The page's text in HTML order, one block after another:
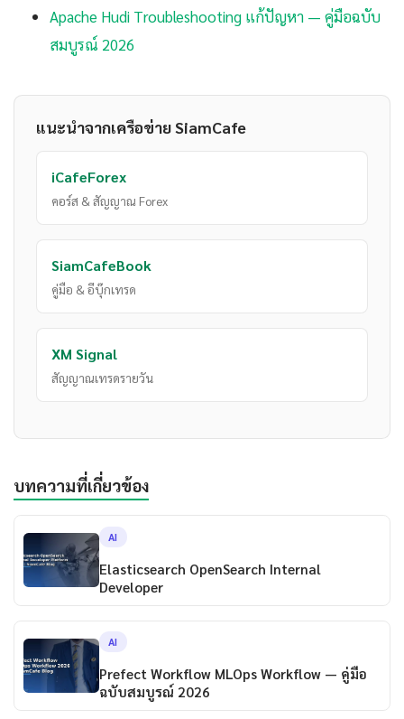
Apache Hudi Troubleshooting แก้ปัญหา — คู่มือฉบับ
สมบูรณ์ 2026
แนะนำจากเครือข่าย SiamCafe
iCafeForex
คอร์ส & สัญญาณ Forex
SiamCafeBook
คู่มือ & อีบุ๊กเทรด
XM Signal
สัญญาณเทรดรายวัน
บทความที่เกี่ยวข้อง
AI
Elasticsearch OpenSearch Internal
Developer
AI
Prefect Workflow MLOps Workflow — คู่มือ
ฉบับสมบูรณ์ 2026